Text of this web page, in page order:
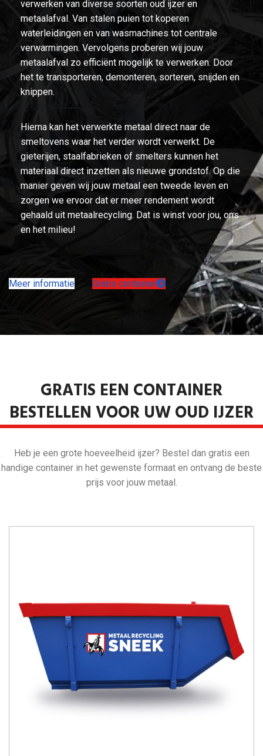
verwerken van diverse soorten oud ijzer en
metaalafval. Van stalen puien tot koperen
waterleidingen en van wasmachines tot centrale
verwarmingen. Vervolgens proberen wij jouw
metaalafval zo efficiënt mogelijk te verwerken. Door
het te transporteren, demonteren, sorteren, snijden en
knippen.
Hierna kan het verwerkte metaal direct naar de
smeltovens waar het verder wordt verwerkt. De
gieterijen, staalfabrieken of smelters kunnen het
materiaal direct inzetten als nieuwe grondstof. Op die
manier geven wij jouw metaal een tweede leven en
zorgen we ervoor dat er meer rendement wordt
gehaald uit metaalrecycling. Dat is winst voor jou, ons
en het milieu!
Meer informatie Gratis container
GRATIS EEN CONTAINER
BESTELLEN VOOR UW OUD IJZER
Heb je een grote hoeveelheid ijzer? Bestel dan gratis een
handige container in het gewenste formaat en ontvang de beste
prijs voor jouw metaal.